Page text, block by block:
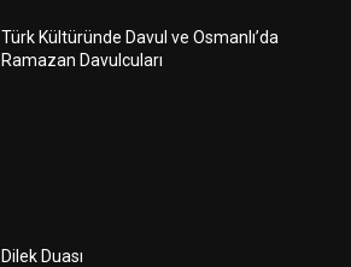
Türk Kültüründe Davul ve Osmanlı’da
Ramazan Davulcuları
Dilek Duası